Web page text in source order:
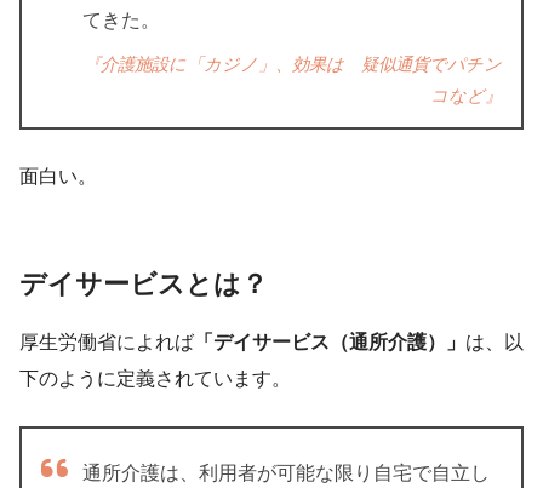
てきた。
『介護施設に「カジノ」、効果は 疑似通貨でパチン
コなど』
面白い。
デイサービスとは？
厚生労働省によれば 「デイサービス（通所介護）」 は、以
下のように定義されています。
通所介護は、利用者が可能な限り自宅で自立し